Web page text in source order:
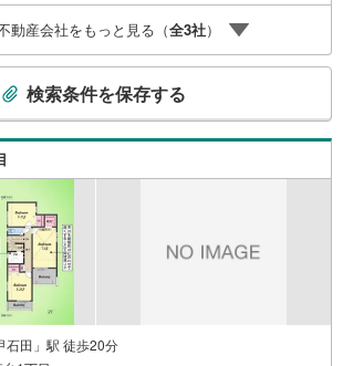
のお客様からのお言葉に感謝してこれからも楽
お家探しをお約束します。お家探しを始めてみ
れたらまずは、お気軽に東宝ハウス町田に相談
す。
動産会社をもっと見る（全3社）
検索条件を保存する
石田」駅 徒歩20分